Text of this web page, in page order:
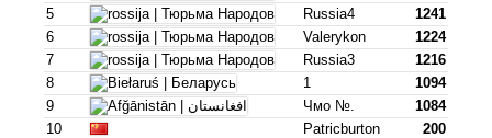
5
Russia4
1241
6
Valerykon
1224
7
Russia3
1216
8
1
1094
9
Чмо №.
1084
10
Patricburton 200